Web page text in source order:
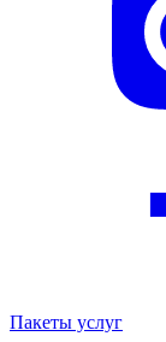
Пакеты услуг